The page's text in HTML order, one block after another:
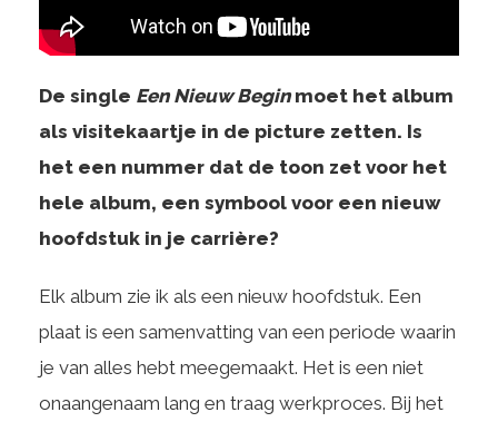
De single Een Nieuw Beginmoet het album
als visitekaartje in de picture zetten. Is
het een nummer dat de toon zet voor het
hele album, een symbool voor een nieuw
hoofdstuk in je carrière?
Elk album zie ik als een nieuw hoofdstuk. Een
plaat is een samenvatting van een periode waarin
je van alles hebt meegemaakt. Het is een niet
onaangenaam lang en traag werkproces. Bij het